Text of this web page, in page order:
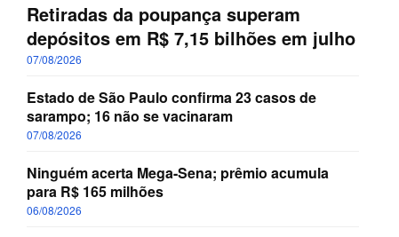
Retiradas da poupança superam
depósitos em R$ 7,15 bilhões em julho
07/08/2026
Estado de São Paulo confirma 23 casos de
sarampo; 16 não se vacinaram
07/08/2026
Ninguém acerta Mega-Sena; prêmio acumula
para R$ 165 milhões
06/08/2026